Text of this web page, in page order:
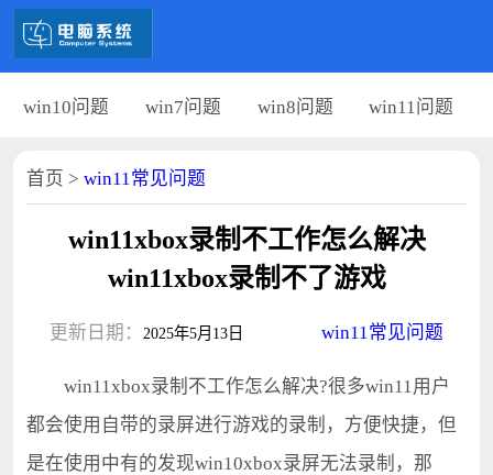
win10问题 win7问题 win8问题 win11问题
首页 > win11常见问题
win11xbox录制不工作怎么解决
win11xbox录制不了游戏
更新日期： 2025年5月13日 win11常见问题
win11xbox录制不工作怎么解决?很多win11用户
都会使用自带的录屏进行游戏的录制，方便快捷，但
是在使用中有的发现win10xbox录屏无法录制，那